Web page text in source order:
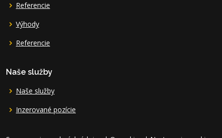
Referencie
Výhody
Referencie
Naše služby
Naše služby
Inzerované pozície